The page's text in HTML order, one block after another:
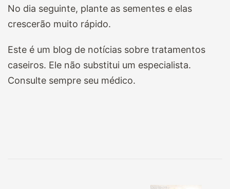
No dia seguinte, plante as sementes e elas
crescerão muito rápido.
Este é um blog de notícias sobre tratamentos
caseiros. Ele não substitui um especialista.
Consulte sempre seu médico.